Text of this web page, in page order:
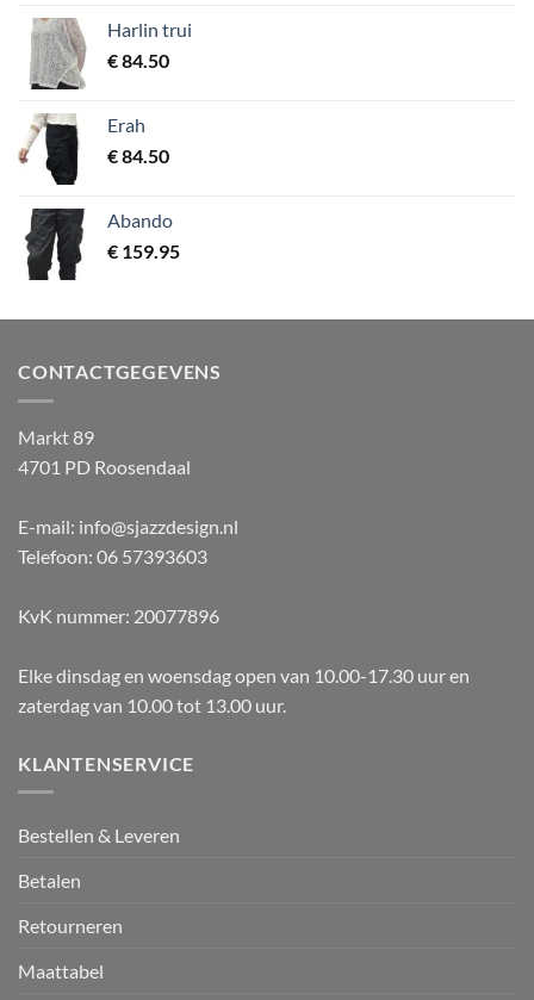
Harlin trui
€84.50
Erah
€84.50
Abando
€ 159.95
CONTACTGEGEVENS
Markt 89
4701 PD Roosendaal
E-mail: info@sjazzdesign.nl
Telefoon: 06 57393603
KvK nummer: 20077896
Elke dinsdag en woensdag open van 10.00-17.30 uur en
zaterdag van 10.00 tot 13.00 uur.
KLANTENSERVICE
Bestellen & Leveren
Betalen
Retourneren
Maattabel